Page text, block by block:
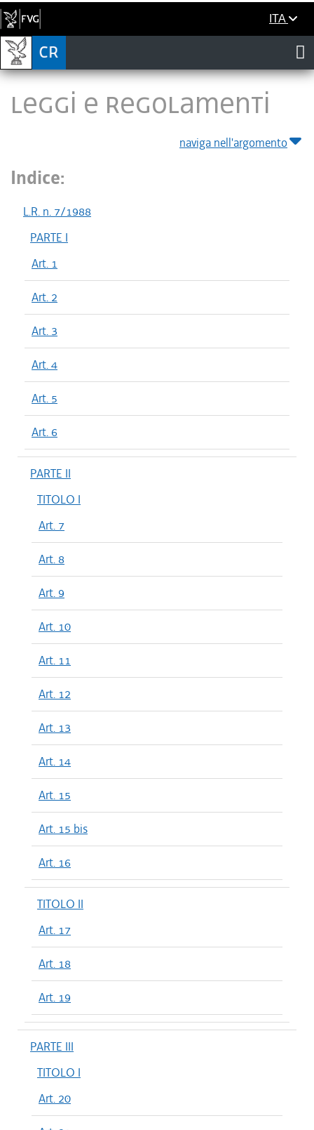
ITA
LEGGI E REGOLAMENTI
naviga nell'argomento
Indice:
L.R. n. 7/1988
PARTE I
Art. 1
Art. 2
Art. 3
Art. 4
Art. 5
Art. 6
PARTE II
TITOLO I
Art. 7
Art. 8
Art. 9
Art. 10
Art. 11
Art. 12
Art. 13
Art. 14
Art. 15
Art. 15 bis
Art. 16
TITOLO II
Art. 17
Art. 18
Art. 19
PARTE III
TITOLO I
Art. 20